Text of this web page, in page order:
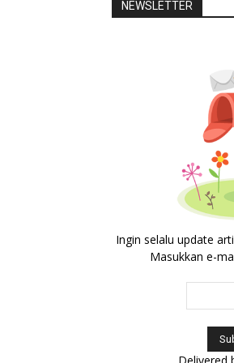
NEWSLETTER
Ingin selalu update
Masukkan e-